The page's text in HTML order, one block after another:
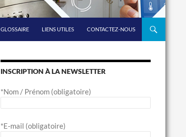
GLOSSAIRE LIENS UTILES CONTACTEZ-NOUS
INSCRIPTION À LA NEWSLETTER
*Nom / Prénom (obligatoire)
*E-mail (obligatoire)